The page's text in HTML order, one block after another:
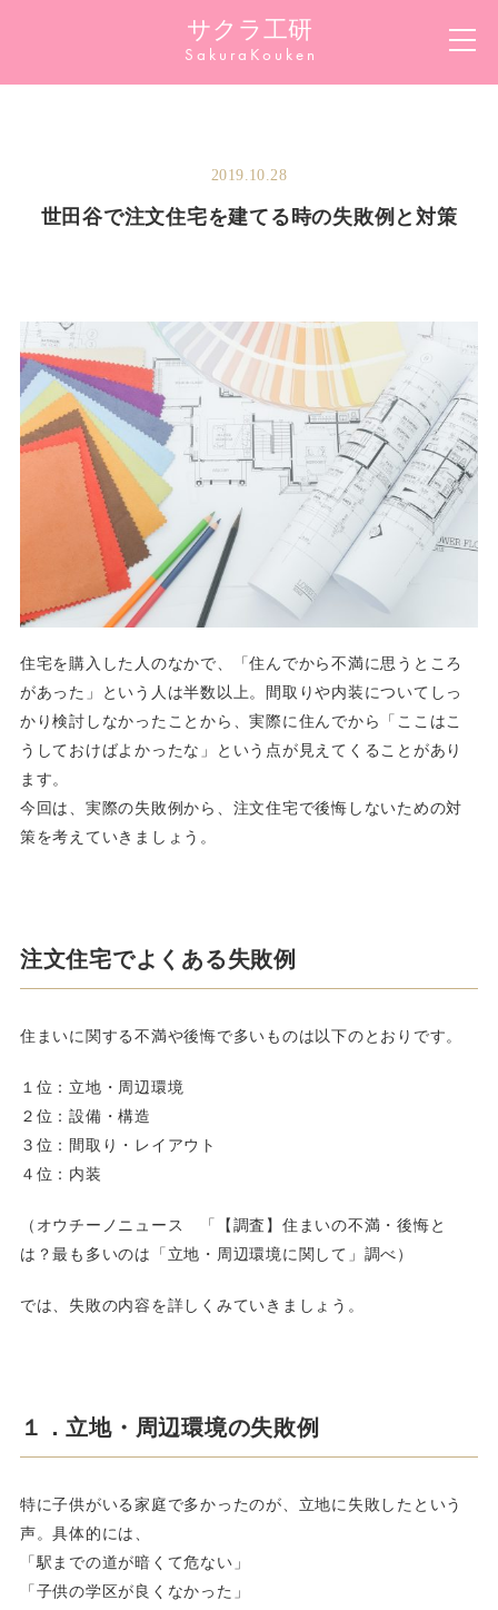
サクラ工研
Sakura Kouken
2019.10.28
世田谷で注文住宅を建てる時の失敗例と対策
住宅を購入した人のなかで、「住んでから不満に思うところ
があった」という人は半数以上。間取りや内装についてしっ
かり検討しなかったことから、実際に住んでから「ここはこ
うしておけばよかったな」という点が見えてくることがあり
ます。
今回は、実際の失敗例から、注文住宅で後悔しないための対
策を考えていきましょう。
注文住宅でよくある失敗例
住まいに関する不満や後悔で多いものは以下のとおりです。
１位：立地・周辺環境
２位：設備・構造
３位：間取り・レイアウト
４位：内装
（オウチーノニュース 「【調査】住まいの不満・後悔と
は？最も多いのは「立地・周辺環境に関して」調べ）
では、失敗の内容を詳しくみていきましょう。
１．立地・周辺環境の失敗例
特に子供がいる家庭で多かったのが、立地に失敗したという
声。具体的には、
「駅までの道が暗くて危ない」
「子供の学区が良くなかった」